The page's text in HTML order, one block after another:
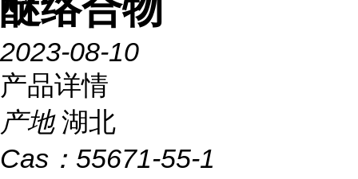
2023-08-10
产品详情
产地 湖北
Cas： 55671-55-1